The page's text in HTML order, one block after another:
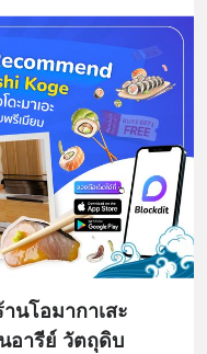
นโอมากาเสะ
อารีย์ วัตถุดิบ